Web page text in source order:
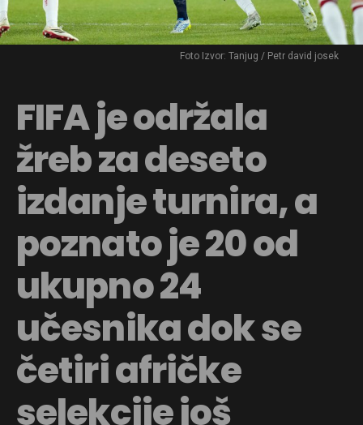
Foto Izvor: Tanjug / Petr david josek
FIFA je održala
žreb za deseto
izdanje turnira, a
poznato je 20 od
ukupno 24
učesnika dok se
četiri afričke
selekcije još